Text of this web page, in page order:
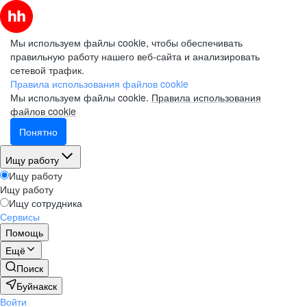
Мы используем файлы cookie, чтобы обеспечивать
правильную работу нашего веб-сайта и анализировать
сетевой трафик.
Правила использования файлов cookie
Мы используем файлы cookie. Правила использования
файлов cookie
Понятно
Ищу работу
Ищу работу
Ищу работу
Ищу сотрудника
Сервисы
Помощь
Ещё
Поиск
Буйнакск
Войти